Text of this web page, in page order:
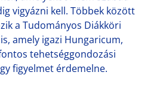
vigyázni kell. Többek között
a Tudományos Diákköri
amely igazi Hungaricum,
tehetséggondozási
figyelmet érdemelne.